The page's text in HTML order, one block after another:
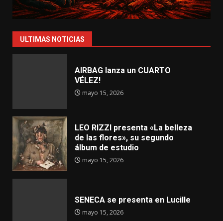
ULTIMAS NOTICIAS
AIRBAG lanza un CUARTO
VÉLEZ!
mayo 15, 2026
LEO RIZZI presenta «La belleza
de las flores», su segundo
álbum de estudio
mayo 15, 2026
SENECA se presenta en Lucille
mayo 15, 2026